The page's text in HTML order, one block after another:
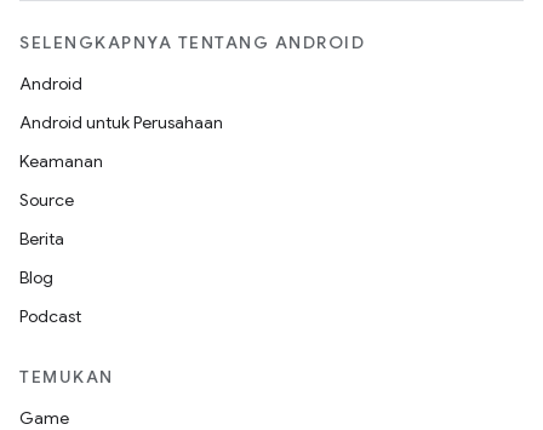
SELENGKAPNYA TENTANG ANDROID
Android
Android untuk Perusahaan
Keamanan
Source
Berita
Blog
Podcast
TEMUKAN
Game